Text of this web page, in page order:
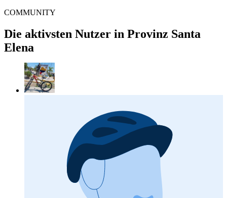
COMMUNITY
Die aktivsten Nutzer in Provinz Santa
Elena